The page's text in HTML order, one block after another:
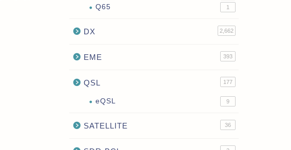
Q65 1
DX 2,662
EME 393
QSL 177
eQSL 9
SATELLITE 36